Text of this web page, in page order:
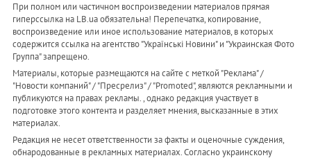
При полном или частичном воспроизведении материалов прямая
гиперссылка на LB.ua обязательна! Перепечатка, копирование,
воспроизведение или иное использование материалов, в которых
содержится ссылка на агентство "Українськi Новини" и "Украинская Фото
Группа" запрещено.
Материалы, которые размещаются на сайте с меткой "Реклама" /
"Новости компаний" / "Пресрелиз" / "Promoted", являются рекламными и
публикуются на правах рекламы. , однако редакция участвует в
подготовке этого контента и разделяет мнения, высказанные в этих
материалах.
Редакция не несет ответственности за факты и оценочные суждения,
обнародованные в рекламных материалах. Согласно украинскому